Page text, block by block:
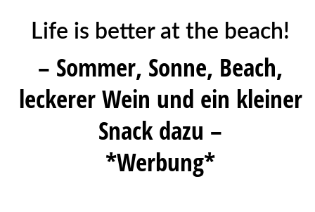
Life is better at the beach!
– Sommer, Sonne, Beach,
leckerer Wein und ein kleiner
Snack dazu –
*Werbung*